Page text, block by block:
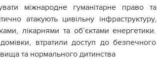
міжнародне гуманітарне право та
атакують цивільну інфраструктуру,
лікарнями та об’єктами енергетики.
втратили доступ до безпечного
та нормального дитинства